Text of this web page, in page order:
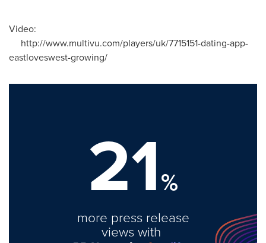
Video:
http://www.multivu.com/players/uk/7715151-dating-app-
eastloveswest-growing/
21%
more press release
views with